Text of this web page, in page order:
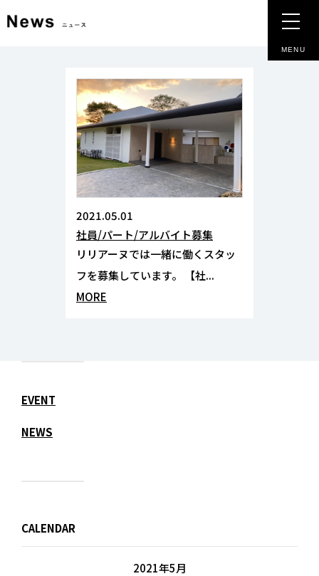
MENU
2021.05.01
社員/パート/アルバイト募集
リリアーヌでは一緒に働くスタッ
フを募集しています。 【社...
MORE
EVENT
NEWS
CALENDAR
2021年5月